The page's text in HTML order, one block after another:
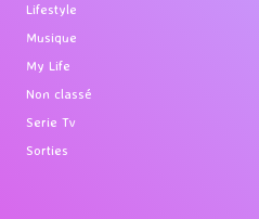
Lifestyle
Musique
My Life
Non classé
Serie Tv
Sorties